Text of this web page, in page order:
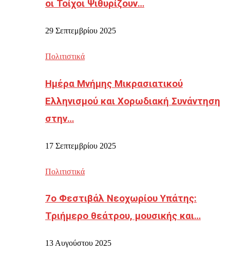
οι Τοίχοι Ψιθυρίζουν…
29 Σεπτεμβρίου 2025
Πολιτιστικά
Ημέρα Μνήμης Μικρασιατικού
Ελληνισμού και Χορωδιακή Συνάντηση
στην…
17 Σεπτεμβρίου 2025
Πολιτιστικά
7ο Φεστιβάλ Νεοχωρίου Υπάτης:
Τριήμερο θεάτρου, μουσικής και…
13 Αυγούστου 2025